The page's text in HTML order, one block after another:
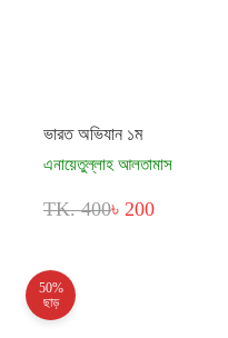
ভারত অভিযান ১ম
এনায়েতুল্লাহ আলতামাস
TK. 400৳ 200
50%
ছাড়